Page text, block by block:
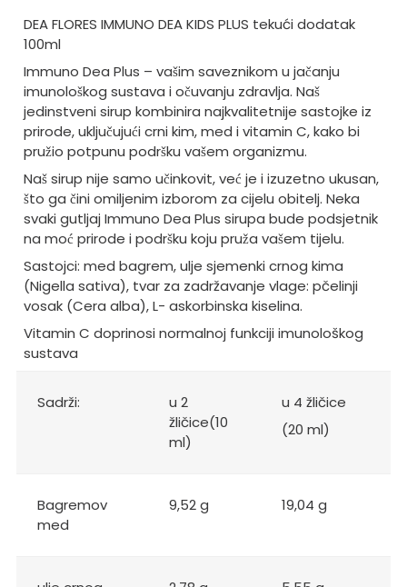
DEA FLORES IMMUNO DEA KIDS PLUS tekući dodatak
100ml
Immuno Dea Plus – vašim saveznikom u jačanju
imunološkog sustava i očuvanju zdravlja. Naš
jedinstveni sirup kombinira najkvalitetnije sastojke iz
prirode, uključujući crni kim, med i vitamin C, kako bi
pružio potpunu podršku vašem organizmu.
Naš sirup nije samo učinkovit, već je i izuzetno ukusan,
što ga čini omiljenim izborom za cijelu obitelj. Neka
svaki gutljaj Immuno Dea Plus sirupa bude podsjetnik
na moć prirode i podršku koju pruža vašem tijelu.
Sastojci: med bagrem, ulje sjemenki crnog kima
(Nigella sativa), tvar za zadržavanje vlage: pčelinji
vosak (Cera alba), L- askorbinska kiselina.
Vitamin C doprinosi normalnoj funkciji imunološkog
sustava
Sadrži:
u 2
žličice(10
ml)
u 4 žličice
(20 ml)
Bagremov
med
9,52 g 19,04 g